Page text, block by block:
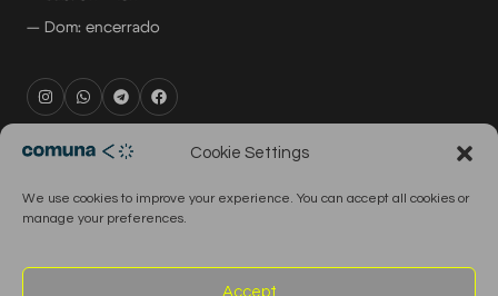
Cookie Settings
We use cookies to improve your experience. You can accept all cookies or
manage your preferences.
Accept
— Dom: encerrado
rental@comuna.pt
production@comuna.pt